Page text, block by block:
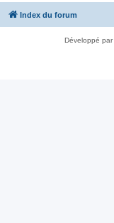
Index du forum
Développé par